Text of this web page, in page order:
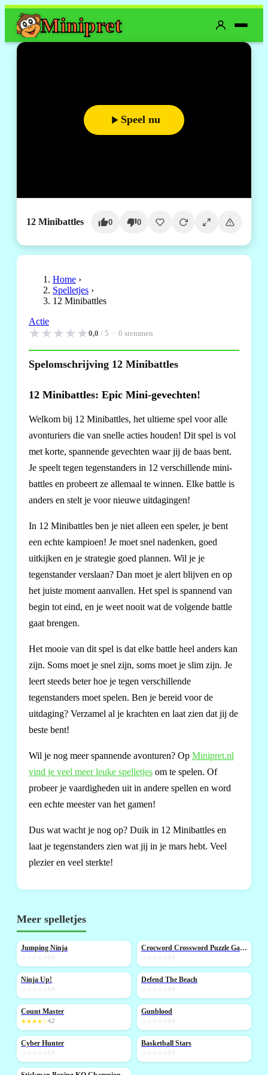
Minipret
Speel nu
12 Minibattles 0 0
Home ›
Spelletjes ›
12 Minibattles
Actie
★★★★★0,0 / 5 · 0 stemmen
Spelomschrijving 12 Minibattles
12 Minibattles: Epic Mini-gevechten!
Welkom bij 12 Minibattles, het ultieme spel voor alle
avonturiers die van snelle acties houden! Dit spel is vol
met korte, spannende gevechten waar jij de baas bent.
Je speelt tegen tegenstanders in 12 verschillende mini-
battles en probeert ze allemaal te winnen. Elke battle is
anders en stelt je voor nieuwe uitdagingen!
In 12 Minibattles ben je niet alleen een speler, je bent
een echte kampioen! Je moet snel nadenken, goed
uitkijken en je strategie goed plannen. Wil je je
tegenstander verslaan? Dan moet je alert blijven en op
het juiste moment aanvallen. Het spel is spannend van
begin tot eind, en je weet nooit wat de volgende battle
gaat brengen.
Het mooie van dit spel is dat elke battle heel anders kan
zijn. Soms moet je snel zijn, soms moet je slim zijn. Je
leert steeds beter hoe je tegen verschillende
tegenstanders moet spelen. Ben je bereid voor de
uitdaging? Verzamel al je krachten en laat zien dat jij de
beste bent!
Wil je nog meer spannende avonturen? Op Minipret.nl
vind je veel meer leuke spelletjes om te spelen. Of
probeer je vaardigheden uit in andere spellen en word
een echte meester van het gamen!
Dus wat wacht je nog op? Duik in 12 Minibattles en
laat je tegenstanders zien wat jij in je mars hebt. Veel
plezier en veel sterkte!
Meer spelletjes
NIEUW
Jumping Ninja
0,0
NIEUW Crocword Crossword Puzzle Game
0,0
NIEUW
Ninja Up!
0,0
NIEUW
Defend The Beach
0,0
NIEUW
Count Master
★★★★☆4,2
NIEUW
Gunblood
0,0
NIEUW
Cyber Hunter
0,0
NIEUW
Basketball Stars
0,0